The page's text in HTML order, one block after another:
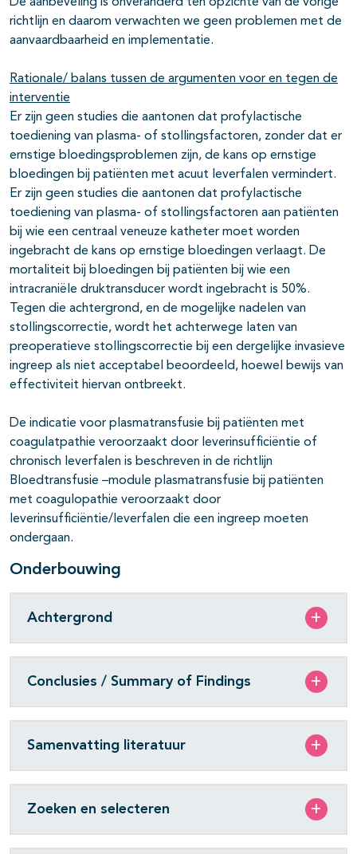
richtlijn en daarom verwachten we geen problemen met de
aanvaardbaarheid en implementatie.
Rationale/ balans tussen de argumenten voor en tegen de
interventie
Er zijn geen studies die aantonen dat profylactische
toediening van plasma- of stollingsfactoren, zonder dat er
ernstige bloedingsproblemen zijn, de kans op ernstige
bloedingen bij patiënten met acuut leverfalen vermindert.
Er zijn geen studies die aantonen dat profylactische
toediening van plasma- of stollingsfactoren aan patiënten
bij wie een centraal veneuze katheter moet worden
ingebracht de kans op ernstige bloedingen verlaagt. De
mortaliteit bij bloedingen bij patiënten bij wie een
intracraniële druktransducer wordt ingebracht is 50%.
Tegen die achtergrond, en de mogelijke nadelen van
stollingscorrectie, wordt het achterwege laten van
preoperatieve stollingscorrectie bij een dergelijke invasieve
ingreep als niet acceptabel beoordeeld, hoewel bewijs van
effectiviteit hiervan ontbreekt.
De indicatie voor plasmatransfusie bij patiënten met
coagulatpathie veroorzaakt door leverinsufficiëntie of
chronisch leverfalen is beschreven in de richtlijn
Bloedtransfusie –module plasmatransfusie bij patiënten
met coagulopathie veroorzaakt door
leverinsufficiëntie/leverfalen die een ingreep moeten
ondergaan.
Onderbouwing
Achtergrond
Conclusies / Summary of Findings
Samenvatting literatuur
Zoeken en selecteren